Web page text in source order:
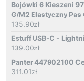
Bojówki 6 Kieszeni
G/M2 Elastyczny Pas
135.90zł
Estuff USB-C -
139.00zł
Panter 447902100
311.01zł